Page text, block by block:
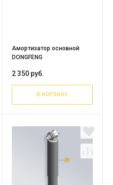
Амортизатор основной
DONGFENG
2 350 руб.
В КОРЗИНУ